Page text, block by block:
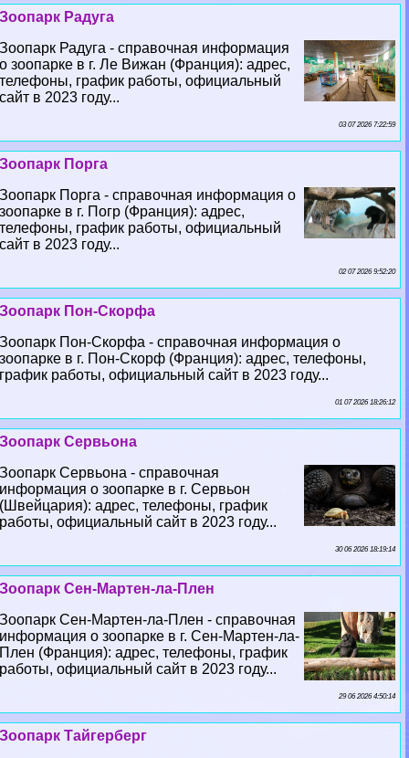
Зоопарк Радуга
Зоопарк Радуга - справочная информация
о зоопарке в г. Ле Вижан (Франция): адрес,
телефоны, график работы, официальный
сайт в 2023 году...
03 07 2026 7:22:59
Зоопарк Порга
Зоопарк Порга - справочная информация о
зоопарке в г. Погр (Франция): адрес,
телефоны, график работы, официальный
сайт в 2023 году...
02 07 2026 9:52:20
Зоопарк Пон-Скорфа
Зоопарк Пон-Скорфа - справочная информация о
зоопарке в г. Пон-Скорф (Франция): адрес, телефоны,
график работы, официальный сайт в 2023 году...
01 07 2026 18:26:12
Зоопарк Сервьона
Зоопарк Сервьона - справочная
информация о зоопарке в г. Сервьон
(Швейцария): адрес, телефоны, график
работы, официальный сайт в 2023 году...
30 06 2026 18:19:14
Зоопарк Сен-Мартен-ла-Плен
Зоопарк Сен-Мартен-ла-Плен - справочная
информация о зоопарке в г. Сен-Мартен-ла-
Плен (Франция): адрес, телефоны, график
работы, официальный сайт в 2023 году...
29 06 2026 4:50:14
Зоопарк Тайгерберг